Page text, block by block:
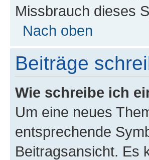
Missbrauch dieses
Nach oben
Beiträge
Wie schreibe ich
Um eine neues
entsprechende
Beitragsansicht. Es